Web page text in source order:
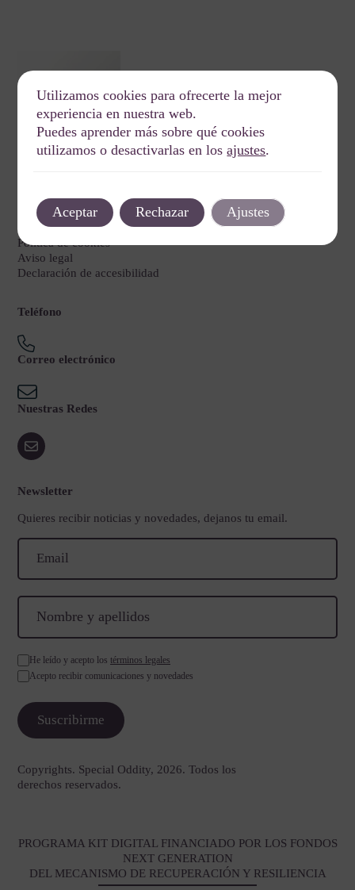
Legal
Política de privacidad
Política de cookies
Aviso legal
Declaración de accesibilidad
Teléfono
Correo electrónico
Nuestras Redes
Newsletter
Quieres recibir noticias y novedades, dejanos tu email.
He leído y acepto los términos legales
Acepto recibir comunicaciones y novedades
Copyrights. Special Oddity, 2026. Todos los
derechos reservados.
PROGRAMA KIT DIGITAL FINANCIADO POR LOS FONDOS
NEXT GENERATION
DEL MECANISMO DE RECUPERACIÓN Y RESILIENCIA
Utilizamos cookies para ofrecerte la mejor
experiencia en nuestra web.
Puedes aprender más sobre qué cookies
utilizamos o desactivarlas en losajustes.
Aceptar Rechazar Ajustes